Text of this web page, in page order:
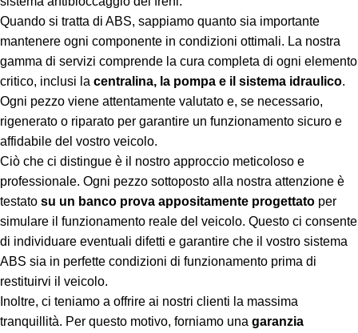
Quando si tratta di ABS, sappiamo quanto sia importante
mantenere ogni componente in condizioni ottimali. La nostra
gamma di servizi comprende la cura completa di ogni elemento
critico, inclusi la centralina, la pompa e il sistema idraulico.
Ogni pezzo viene attentamente valutato e, se necessario,
rigenerato o riparato per garantire un funzionamento sicuro e
affidabile del vostro veicolo.
Ciò che ci distingue è il nostro approccio meticoloso e
professionale. Ogni pezzo sottoposto alla nostra attenzione è
testato su un banco prova appositamente progettato per
simulare il funzionamento reale del veicolo. Questo ci consente
di individuare eventuali difetti e garantire che il vostro sistema
ABS sia in perfette condizioni di funzionamento prima di
restituirvi il veicolo.
Inoltre, ci teniamo a offrire ai nostri clienti la massima
tranquillità. Per questo motivo, forniamo una garanzia